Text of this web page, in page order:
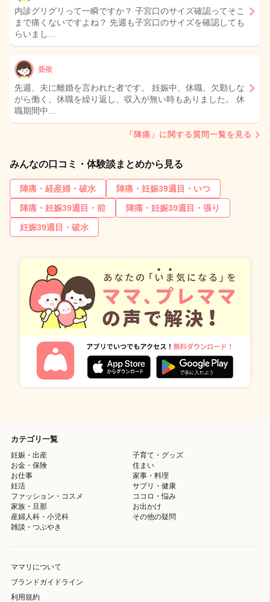
内診グリグリって一瞬ですか？ 子宮口のサイズ確認ってそこ
まで痛くないですよね？ 先週も子宮口のサイズを確認しても
らいまし…
亜依
先週、夫に離婚を言われた者です。 妊娠中、休職、欠勤しな
がら働く、休職を繰り返し、収入が無い時もありました。 休
職期間中…
「陣痛」に関する質問一覧を見る
みんなの口コミ・体験談まとめから見る
陣痛・経産婦・破水
陣痛・妊娠39週目・いつ
陣痛・妊娠39週目・前
陣痛・妊娠39週目・張り
妊娠39週目・破水
カテゴリ一覧
妊娠・出産
子育て・グッズ
お金・保険
住まい
お仕事
家事・料理
妊活
サプリ・健康
ファッション・コスメ
ココロ・悩み
家族・旦那
お出かけ
産婦人科・小児科
その他の疑問
雑談・つぶやき
ママリについて
ブランドガイドライン
利用規約